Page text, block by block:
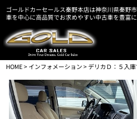
ゴールドカーセールス秦野本店は神奈川県秦野
車を中心に高品質でお求めやすい中古車を豊富
HOME> インフォメーション > デリカＤ：５入